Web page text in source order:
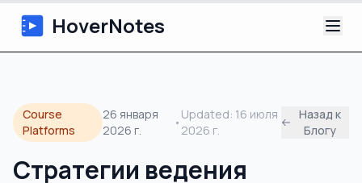
HoverNotes
Extension
ИИ-видеоконспекты
Course
Platforms
26 января
2026 г.
•
Updated: 16 июля
2026 г.
Назад к
Блогу
Стратегии ведения